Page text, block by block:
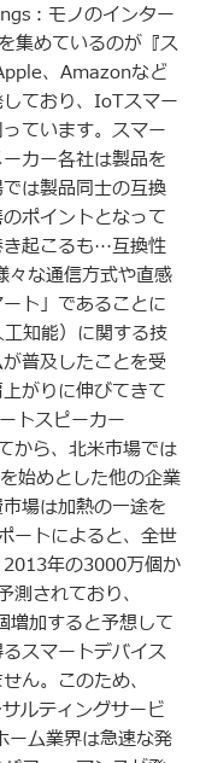
：モノのインター
集めているのが『ス
、Amazonなど
ており、IoTスマー
ています。スマー
カー各社は製品を
は製品同士の互換
ポイントとなって
起こるも…互換性
々な通信方式や直感
ト」であることに
知能）に関する技
普及したことを受
がりに伸びてきて
トスピーカー
から、北米市場では
始めとした他の企業
場は加熱の一途を
ートによると、全世
年の3000万個か
されており、
加すると予想して
スマートデバイス
ん。このため、
ルティングサービ
ーム業界は急速な発